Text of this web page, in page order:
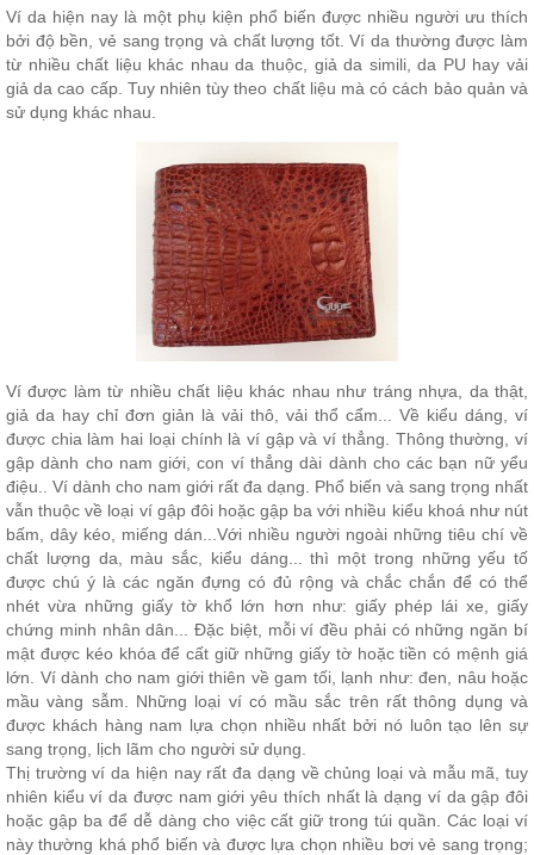
Ví da hiện nay là một phụ kiện phổ biến được nhiều người ưu thích
bởi độ bền, vẻ sang trọng và chất lượng tốt. Ví da thường được làm
từ nhiều chất liệu khác nhau da thuộc, giả da simili, da PU hay vải
giả da cao cấp. Tuy nhiên tùy theo chất liệu mà có cách bảo quản và
sử dụng khác nhau.
Ví được làm từ nhiều chất liệu khác nhau như tráng nhựa, da thật,
giả da hay chỉ đơn giản là vải thô, vải thổ cẩm... Về kiểu dáng, ví
được chia làm hai loại chính là ví gập và ví thẳng. Thông thường, ví
gập dành cho nam giới, con ví thẳng dài dành cho các bạn nữ yểu
điệu.. Ví dành cho nam giới rất đa dạng. Phổ biến và sang trọng nhất
vẫn thuộc về loại ví gập đôi hoặc gập ba với nhiều kiểu khoá như nút
bấm, dây kéo, miếng dán...Với nhiều người ngoài những tiêu chí về
chất lượng da, màu sắc, kiểu dáng... thì một trong những yếu tố
được chú ý là các ngăn đựng có đủ rộng và chắc chắn để có thể
nhét vừa những giấy tờ khổ lớn hơn như: giấy phép lái xe, giấy
chứng minh nhân dân... Đặc biệt, mỗi ví đều phải có những ngăn bí
mật được kéo khóa để cất giữ những giấy tờ hoặc tiền có mệnh giá
lớn. Ví dành cho nam giới thiên về gam tối, lạnh như: đen, nâu hoặc
mầu vàng sẫm. Những loại ví có mầu sắc trên rất thông dụng và
được khách hàng nam lựa chọn nhiều nhất bởi nó luôn tạo lên sự
sang trọng, lịch lãm cho người sử dụng.
Thị trường ví da hiện nay rất đa dạng về chủng loại và mẫu mã, tuy
nhiên kiểu ví da được nam giới yêu thích nhất là dạng ví da gập đôi
hoặc gập ba để dễ dàng cho việc cất giữ trong túi quần. Các loại ví
này thường khá phổ biến và được lựa chọn nhiều bơi vẻ sang trọng;